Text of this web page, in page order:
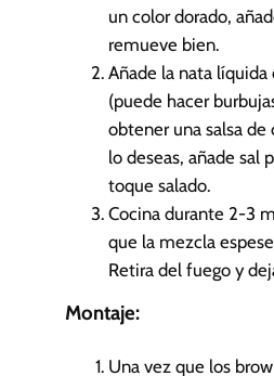
un color dorado,
remueve bien.
Añade la nata líquida
(puede hacer
obtener una salsa de
lo deseas, añade sal
toque salado.
Cocina durante 2-3
que la mezcla
Retira del fuego y
Montaje:
Una vez que los